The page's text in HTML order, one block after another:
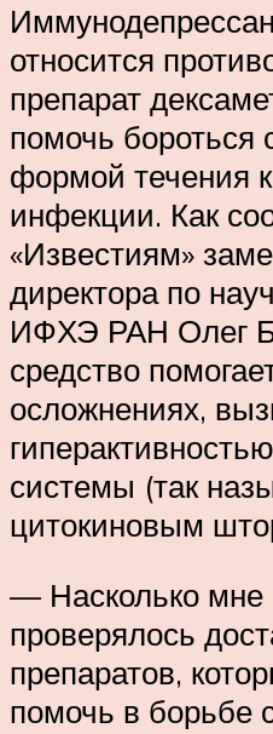
относится
препарат
помочь бороться
формой течения
инфекции. Как
«Известиям»
директора по
ИФХЭ РАН Олег
средство
осложнениях,
системы (так
цитокиновым
— Насколько мне
проверялось
препаратов,
помочь в борьбе